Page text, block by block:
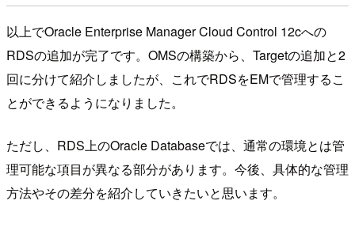
以上でOracle Enterprise Manager Cloud Control 12cへの
RDSの追加が完了です。OMSの構築から、Targetの追加と2
回に分けて紹介しましたが、これでRDSをEMで管理するこ
とができるようになりました。
ただし、RDS上のOracle Databaseでは、通常の環境とは管
理可能な項目が異なる部分があります。今後、具体的な管理
方法やその差分を紹介していきたいと思います。